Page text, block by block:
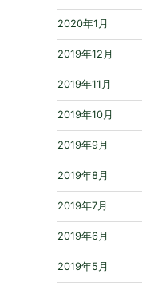
2020年1月
2019年12月
2019年11月
2019年10月
2019年9月
2019年8月
2019年7月
2019年6月
2019年5月